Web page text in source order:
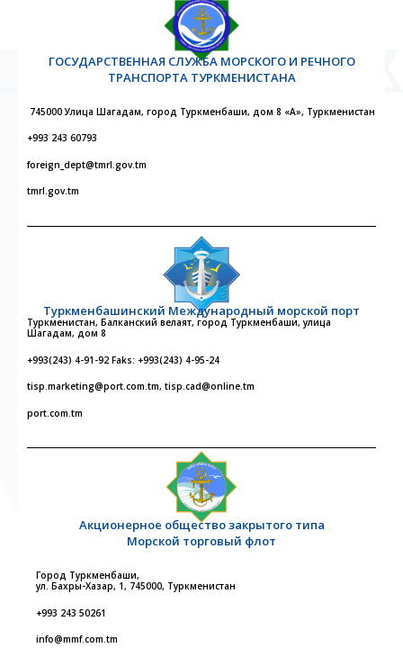
ГОСУДАРСТВЕННАЯ СЛУЖБА МОРСКОГО И РЕЧНОГО
ТРАНСПОРТА ТУРКМЕНИСТАНА
745000 Улица Шагадам, город Туркменбаши, дом 8 «А», Туркменистан
+993 243 60793
foreign_dept@tmrl.gov.tm
tmrl.gov.tm
Туркменбашинский Международный морской порт
Туркменистан, Балканский велаят, город Туркменбаши, улица
Шагадам, дом 8
+993(243) 4-91-92 Faks: +993(243) 4-95-24
tisp.marketing@port.com.tm, tisp.cad@online.tm
port.com.tm
Акционерное общество закрытого типа
Морской торговый флот
Город Туркменбаши,
ул. Бахры-Хазар, 1, 745000, Туркменистан
+993 243 50261
info@mmf.com.tm